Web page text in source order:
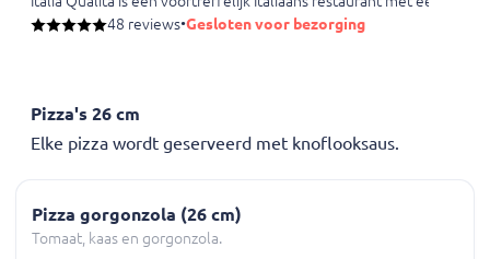
48 reviews•Gesloten voor bezorging
Pizza's 26 cm
Elke pizza wordt geserveerd met knoflooksaus.
Pizza gorgonzola (26 cm)
Tomaat, kaas en gorgonzola.